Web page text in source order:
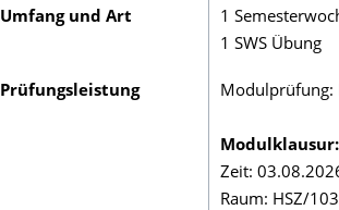
Umfang und Art
1
1 SWS Übung
Prüfungsleistung Modulprüfung:
Modulklausur:
Zeit:
Raum: HSZ/